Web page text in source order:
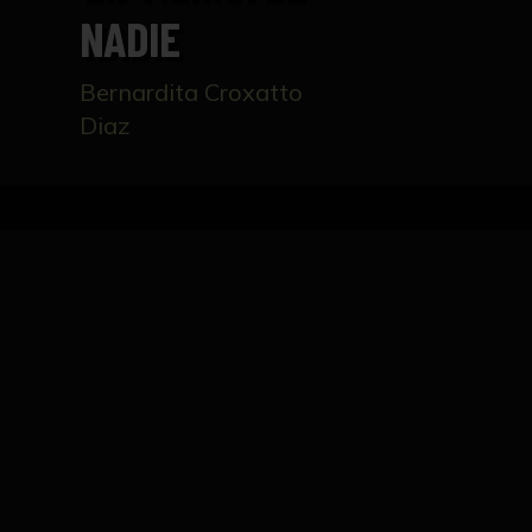
NADIE
Bernardita Croxatto
Diaz